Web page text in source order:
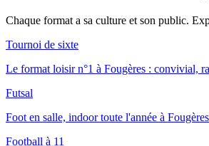
Chaque format a sa culture et son public.
Tournoi de sixte
Le format loisir n°1 à Fougères : convivial,
Futsal
Foot en salle, indoor toute l'année à
Football à 11